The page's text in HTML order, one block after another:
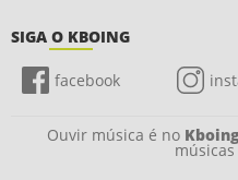
SIGA O KBOING
facebook
Ouvir música é no Kboing